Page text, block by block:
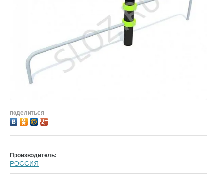
поделиться
Производитель:
РОССИЯ